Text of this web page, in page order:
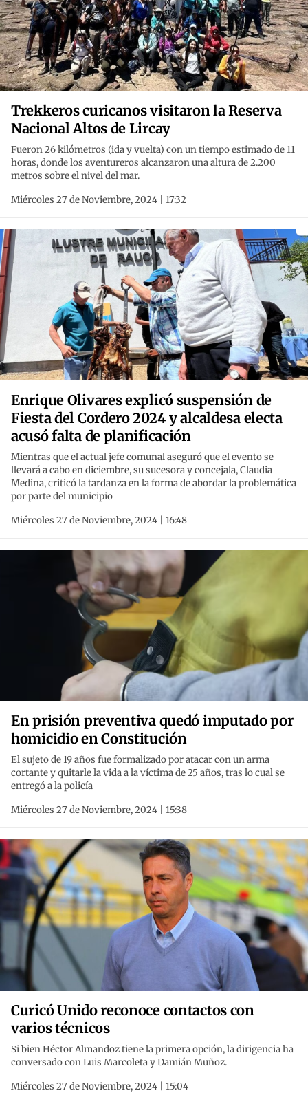
Trekkeros curicanos visitaron la Reserva
Nacional Altos de Lircay
Fueron 26 kilómetros (ida y vuelta) con un tiempo estimado de 11
horas, donde los aventureros alcanzaron una altura de 2.200
metros sobre el nivel del mar.
Miércoles 27 de Noviembre, 2024 | 17:32
Enrique Olivares explicó suspensión de
Fiesta del Cordero 2024 y alcaldesa electa
acusó falta de planificación
Mientras que el actual jefe comunal aseguró que el evento se
llevará a cabo en diciembre, su sucesora y concejala, Claudia
Medina, criticó la tardanza en la forma de abordar la problemática
por parte del municipio
Miércoles 27 de Noviembre, 2024 | 16:48
En prisión preventiva quedó imputado por
homicidio en Constitución
El sujeto de 19 años fue formalizado por atacar con un arma
cortante y quitarle la vida a la víctima de 25 años, tras lo cual se
entregó a la policía
Miércoles 27 de Noviembre, 2024 | 15:38
Curicó Unido reconoce contactos con
varios técnicos
Si bien Héctor Almandoz tiene la primera opción, la dirigencia ha
conversado con Luis Marcoleta y Damián Muñoz.
Miércoles 27 de Noviembre, 2024 | 15:04